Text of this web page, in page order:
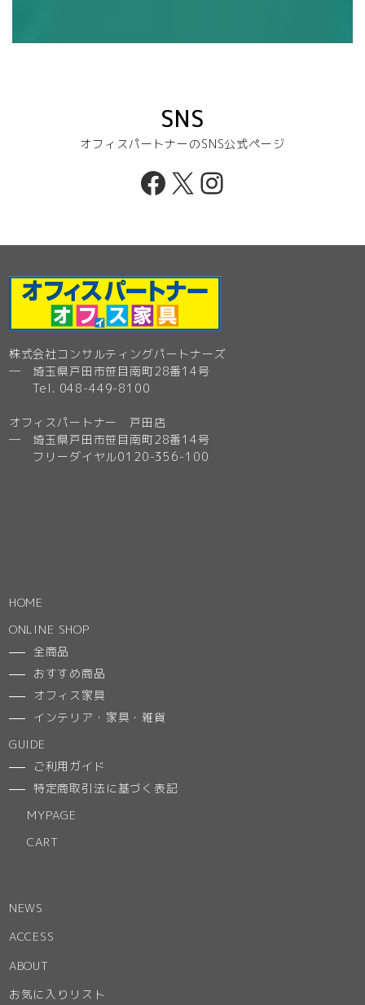
SNS
オフィスパートナーのSNS公式ページ
Facebook
X Instagram
株式会社コンサルティングパートナーズ
─ 埼玉県戸田市笹目南町28番14号
Tel. 048-449-8100
オフィスパートナー 戸田店
─ 埼玉県戸田市笹目南町28番14号
フリーダイヤル0120-356-100
HOME
ONLINE SHOP
全商品
おすすめ商品
オフィス家具
インテリア・家具・雑貨
GUIDE
ご利用ガイド
特定商取引法に基づく表記
MYPAGE
CART
NEWS
ACCESS
ABOUT
お気に入りリスト